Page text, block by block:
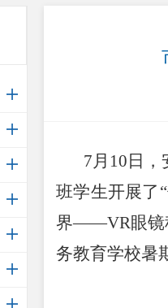
7月 10 日
班学生开展了
界——VR眼
务教育学校暑